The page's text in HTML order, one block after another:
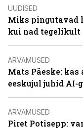
UUDISED
Miks pingutavad
kui nad tegelikult
ARVAMUSED
Mats Päeske: kas
eeskujul juhid AI-
ARVAMUSED
Piret Potisepp: